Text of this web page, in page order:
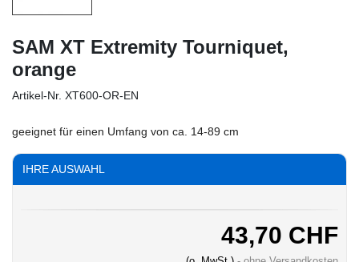
SAM XT Extremity Tourniquet,
orange
Artikel-Nr. XT600-OR-EN
geeignet für einen Umfang von ca. 14-89 cm
IHRE AUSWAHL
43,70 CHF